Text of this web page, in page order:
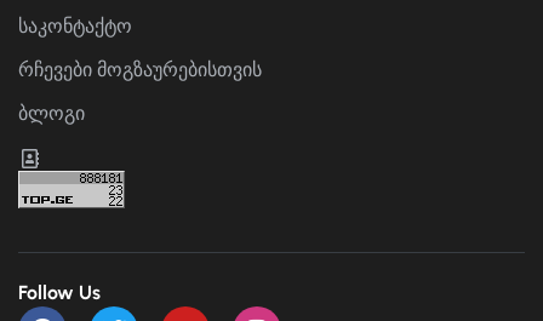
საკონტაქტო
რჩევები მოგზაურებისთვის
ბლოგი
Follow Us